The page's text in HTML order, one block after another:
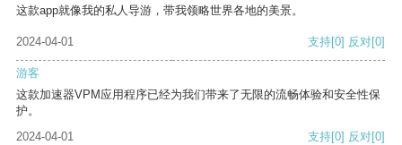
这款app就像我的私人导游，带我领略世界各地的美景。
2024-04-01 支持[0] 反对[0]
游客
这款加速器VPM应用程序已经为我们带来了无限的流畅体验和安全性保
护。
2024-04-01
支持[0] 反对[0]